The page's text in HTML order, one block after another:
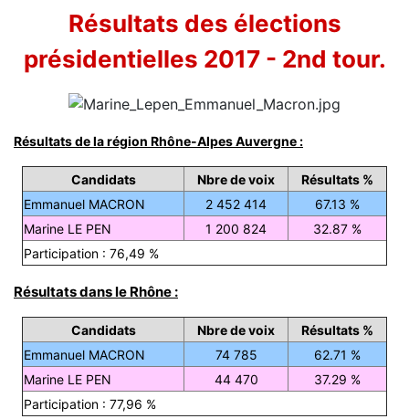
Résultats des élections
présidentielles 2017 - 2nd tour.
Résultats de la région Rhône-Alpes Auvergne :
Candidats Nbre de voix
Résultats %
Emmanuel MACRON
2 452 414
67.13 %
Marine LE PEN
1 200 824
32.87 %
Participation : 76,49 %
Résultats dans le Rhône :
Candidats Nbre de voix
Résultats %
Emmanuel MACRON
74 785
62.71 %
Marine LE PEN
44 470
37.29 %
Participation : 77,96 %